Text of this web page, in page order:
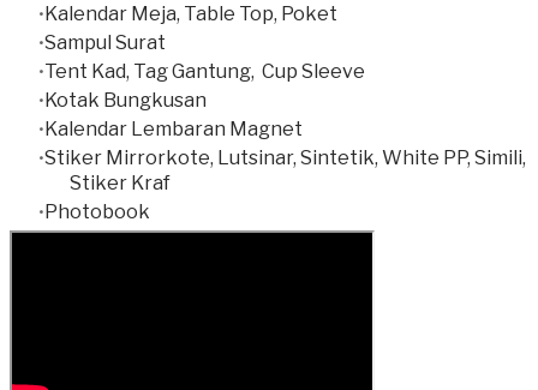
Kalendar Meja, Table Top, Poket
Sampul Surat
Tent Kad, Tag Gantung, Cup Sleeve
Kotak Bungkusan
Kalendar Lembaran Magnet
Stiker Mirrorkote, Lutsinar, Sintetik, White PP, Simili,
Stiker Kraf
Photobook